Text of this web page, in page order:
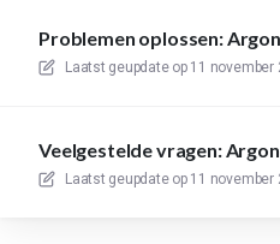
Problemen oplossen:
Laatst geupdate op 11 november
Veelgestelde vragen:
Laatst geupdate op 11 november